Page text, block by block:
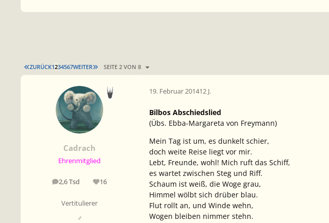
ERSTE SEITE
ZURÜCK1234567WEITER LETZTE SEITE
SEITE 2 VON 8
Cadrach
Ehrenmitglied
2,6 Tsd
Beiträge 16
Reputation
Vertitulierer
♂
19. Februar 201412 J.
Bilbos Abschiedslied
(Übs. Ebba-Margareta von Freymann)
Mein Tag ist um, es dunkelt schier,
doch weite Reise liegt vor mir.
Lebt, Freunde, wohl! Mich ruft das Schiff,
es wartet zwischen Steg und Riff.
Schaum ist weiß, die Woge grau,
Himmel wölbt sich drüber blau.
Flut rollt an, und Winde wehn,
Wogen bleiben nimmer stehn.